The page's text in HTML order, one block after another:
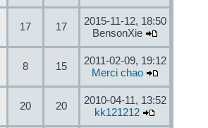
17 17
2015-11-12, 18:50
BensonXie
8 15
2011-02-09, 19:12
Merci chao
20 20
2010-04-11, 13:52
kk121212